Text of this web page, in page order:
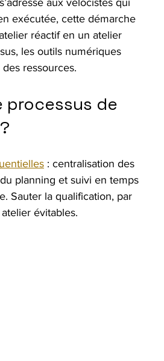
aux vélocistes qui
exécutée, cette démarche
réactif en un atelier
les outils numériques
ressources.
de
: centralisation des
planning et suivi en temps
Sauter la qualification, par
évitables.